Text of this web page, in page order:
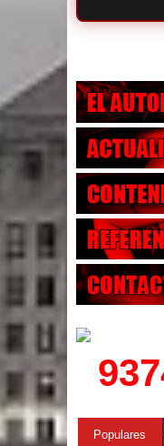
Populares